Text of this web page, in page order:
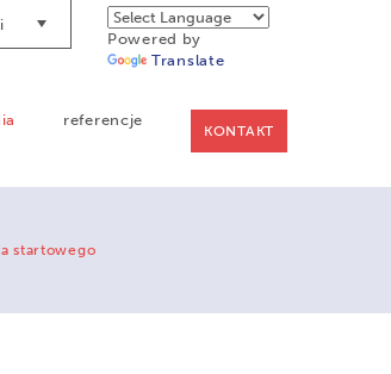
Powered by
Translate
referencje
KONTAKT
startowego